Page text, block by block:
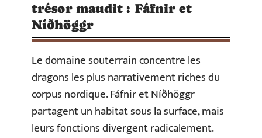
trésor maudit : Fáfnir et
Níðhöggr
Le domaine souterrain concentre les
dragons les plus narrativement riches du
corpus nordique. Fáfnir et Níðhöggr
partagent un habitat sous la surface, mais
leurs fonctions divergent radicalement.